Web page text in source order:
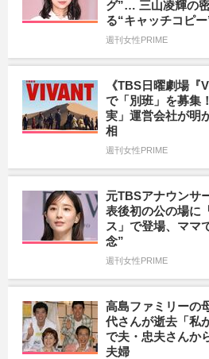
グ”… 三山凌輝の
る“キャッチコピー
週刊女性PRIME
《TBS日曜劇場『
で「別班」を募集
実」運営会社が明
相
週刊女性PRIME
元TBSアナウンサ
表後初の公の場に
ス」で登場、ママ
念”
週刊女性PRIME
高島ファミリーの
代さんが逝去「私
で夫・忠夫さんか
夫婦